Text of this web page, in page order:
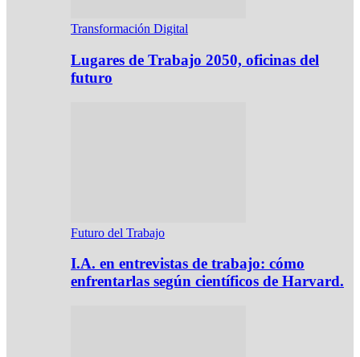
Transformación Digital
Lugares de Trabajo 2050, oficinas del
futuro
Futuro del Trabajo
I.A. en entrevistas de trabajo: cómo
enfrentarlas según científicos de Harvard.